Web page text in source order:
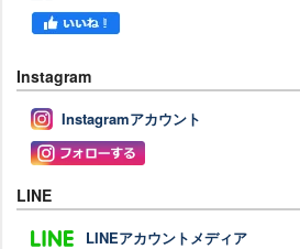
Instagram
Instagramアカウント
LINE
LINEアカウントメディア